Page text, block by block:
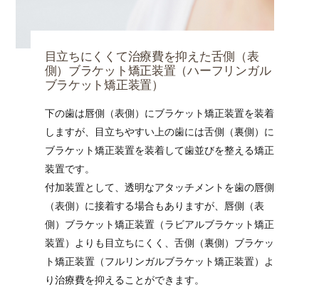
目立ちにくくて治療費を抑えた舌側（表
側）ブラケット矯正装置（ハーフリンガル
ブラケット矯正装置）
下の歯は唇側（表側）にブラケット矯正装置を装着
しますが、目立ちやすい上の歯には舌側（裏側）に
ブラケット矯正装置を装着して歯並びを整える矯正
装置です。
付加装置として、透明なアタッチメントを歯の唇側
（表側）に接着する場合もありますが、唇側（表
側）ブラケット矯正装置（ラビアルブラケット矯正
装置）よりも目立ちにくく、舌側（裏側）ブラケッ
ト矯正装置（フルリンガルブラケット矯正装置）よ
り治療費を抑えることができます。